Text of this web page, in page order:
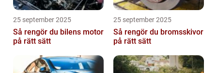
25 september 2025
Så rengör du bilens motor
på rätt sätt
25 september 2025
Så rengör du bromsskivor
på rätt sätt